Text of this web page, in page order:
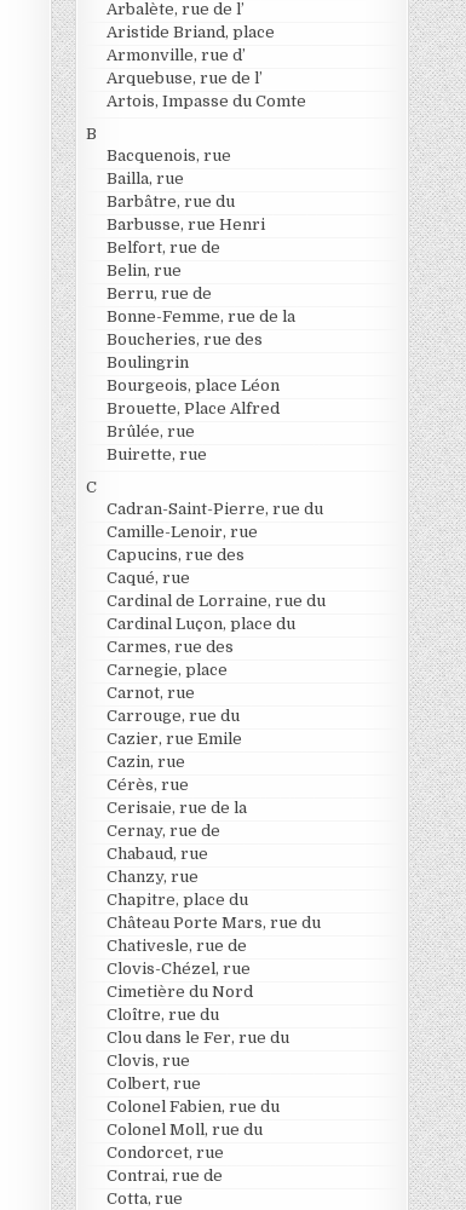
Arbalète, rue de l’
Aristide Briand, place
Armonville, rue d’
Arquebuse, rue de l’
Artois, Impasse du Comte
B
Bacquenois, rue
Bailla, rue
Barbâtre, rue du
Barbusse, rue Henri
Belfort, rue de
Belin, rue
Berru, rue de
Bonne-Femme, rue de la
Boucheries, rue des
Boulingrin
Bourgeois, place Léon
Brouette, Place Alfred
Brûlée, rue
Buirette, rue
C
Cadran-Saint-Pierre, rue du
Camille-Lenoir, rue
Capucins, rue des
Caqué, rue
Cardinal de Lorraine, rue du
Cardinal Luçon, place du
Carmes, rue des
Carnegie, place
Carnot, rue
Carrouge, rue du
Cazier, rue Emile
Cazin, rue
Cérès, rue
Cerisaie, rue de la
Cernay, rue de
Chabaud, rue
Chanzy, rue
Chapitre, place du
Château Porte Mars, rue du
Chativesle, rue de
Clovis-Chézel, rue
Cimetière du Nord
Cloître, rue du
Clou dans le Fer, rue du
Clovis, rue
Colbert, rue
Colonel Fabien, rue du
Colonel Moll, rue du
Condorcet, rue
Contrai, rue de
Cotta, rue